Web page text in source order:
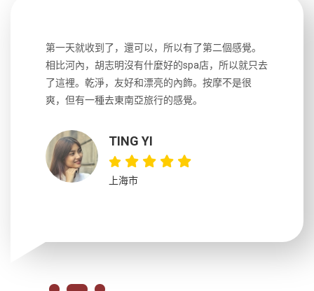
第一天就收到了，還可以，所以有了第二個感覺。
相比河內，胡志明沒有什麼好的spa店，所以就只去
了這裡。乾淨，友好和漂亮的內飾。按摩不是很
爽，但有一種去東南亞旅行的感覺。
TING YI
上海市